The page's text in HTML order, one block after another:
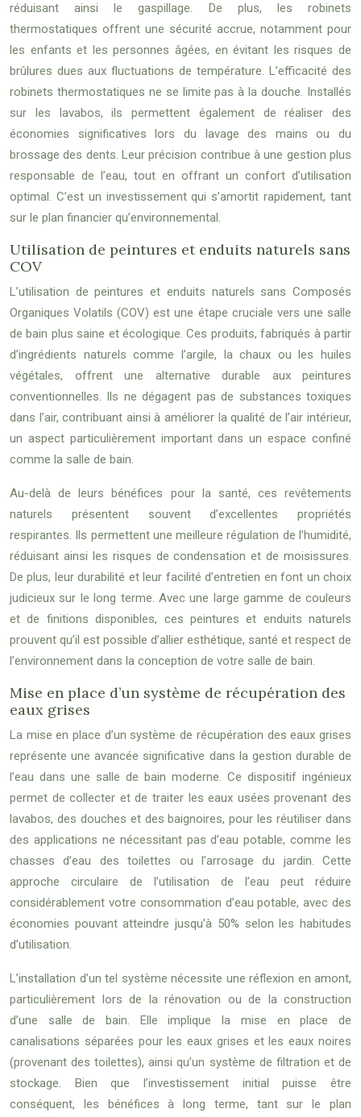
réduisant ainsi le gaspillage. De plus, les robinets
thermostatiques offrent une sécurité accrue, notamment pour
les enfants et les personnes âgées, en évitant les risques de
brûlures dues aux fluctuations de température. L’efficacité des
robinets thermostatiques ne se limite pas à la douche. Installés
sur les lavabos, ils permettent également de réaliser des
économies significatives lors du lavage des mains ou du
brossage des dents. Leur précision contribue à une gestion plus
responsable de l’eau, tout en offrant un confort d’utilisation
optimal. C’est un investissement qui s’amortit rapidement, tant
sur le plan financier qu’environnemental.
Utilisation de peintures et enduits naturels sans
COV
L’utilisation de peintures et enduits naturels sans Composés
Organiques Volatils (COV) est une étape cruciale vers une salle
de bain plus saine et écologique. Ces produits, fabriqués à partir
d’ingrédients naturels comme l’argile, la chaux ou les huiles
végétales, offrent une alternative durable aux peintures
conventionnelles. Ils ne dégagent pas de substances toxiques
dans l’air, contribuant ainsi à améliorer la qualité de l’air intérieur,
un aspect particulièrement important dans un espace confiné
comme la salle de bain.
Au-delà de leurs bénéfices pour la santé, ces revêtements
naturels présentent souvent d’excellentes propriétés
respirantes. Ils permettent une meilleure régulation de l’humidité,
réduisant ainsi les risques de condensation et de moisissures.
De plus, leur durabilité et leur facilité d’entretien en font un choix
judicieux sur le long terme. Avec une large gamme de couleurs
et de finitions disponibles, ces peintures et enduits naturels
prouvent qu’il est possible d’allier esthétique, santé et respect de
l’environnement dans la conception de votre salle de bain.
Mise en place d’un système de récupération des
eaux grises
La mise en place d’un système de récupération des eaux grises
représente une avancée significative dans la gestion durable de
l’eau dans une salle de bain moderne. Ce dispositif ingénieux
permet de collecter et de traiter les eaux usées provenant des
lavabos, des douches et des baignoires, pour les réutiliser dans
des applications ne nécessitant pas d’eau potable, comme les
chasses d’eau des toilettes ou l’arrosage du jardin. Cette
approche circulaire de l’utilisation de l’eau peut réduire
considérablement votre consommation d’eau potable, avec des
économies pouvant atteindre jusqu’à 50% selon les habitudes
d’utilisation.
L’installation d’un tel système nécessite une réflexion en amont,
particulièrement lors de la rénovation ou de la construction
d’une salle de bain. Elle implique la mise en place de
canalisations séparées pour les eaux grises et les eaux noires
(provenant des toilettes), ainsi qu’un système de filtration et de
stockage. Bien que l’investissement initial puisse être
conséquent, les bénéfices à long terme, tant sur le plan